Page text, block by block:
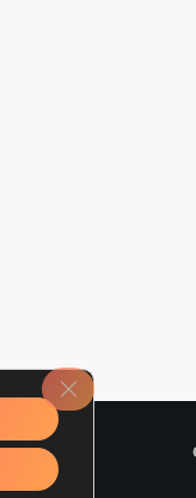
Cinema
Delta1
DJ
CLOSE GDPR